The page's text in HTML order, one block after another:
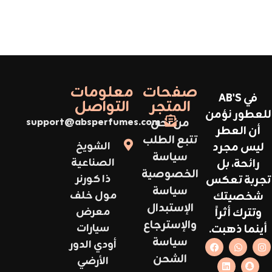
في AB'S
للعطور نؤمن
أن العطر
ليس مجرد
رائحة، بل
تجربة تعكس
شخصيتك
وتترك أثراً
أينما ذهبت.
صفحات
المتجر
من نحن
تتبع الطلب
سياسة
الخصوصية
سياسة
الإستبدال
والإسترجاع
سياسة
الشحن
معلومات
التواصل
support@absperfumes.com
الشويخ
الصناعية
ذا كورنر
مول خلف
معرض
سيارات
أودي الدور
الأرضي